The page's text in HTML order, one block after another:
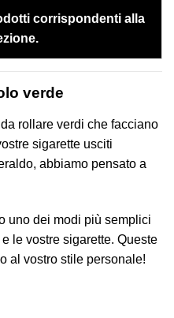
corrispondenti alla
verde
rollare verdi che facciano
sigarette usciti
abbiamo pensato a
uno dei modi più semplici
le vostre sigarette. Queste
al vostro stile personale!